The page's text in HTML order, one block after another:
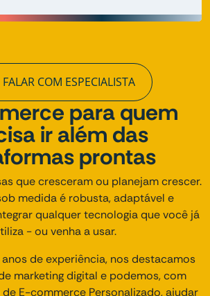
FALAR COM ESPECIALISTA
para quem
ir além das
prontas
que cresceram ou planejam crescer.
medida é robusta, adaptável e
qualquer tecnologia que você já
- ou venha a usar.
de experiência, nos destacamos
marketing digital e podemos, com
E-commerce Personalizado, ajudar